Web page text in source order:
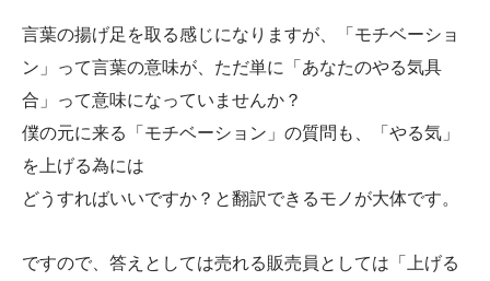
言葉の揚げ足を取る感じになりますが、「モチベーショ
ン」って言葉の意味が、ただ単に「あなたのやる気具
合」って意味になっていませんか？
僕の元に来る「モチベーション」の質問も、「やる気」
を上げる為には
どうすればいいですか？と翻訳できるモノが大体です。
ですので、答えとしては売れる販売員としては「上げる